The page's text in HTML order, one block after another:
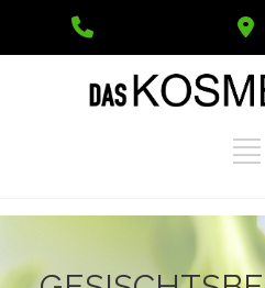
Number
for